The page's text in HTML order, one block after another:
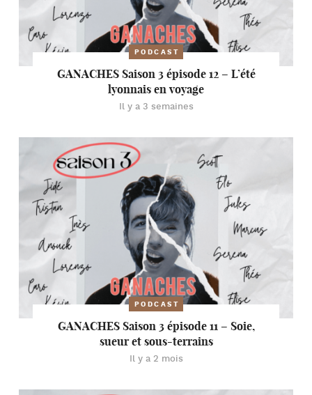
PODCAST
GANACHES Saison 3 épisode 12 – L’été
lyonnais en voyage
Il y a 3 semaines
PODCAST
GANACHES Saison 3 épisode 11 – Soie,
sueur et sous-terrains
Il y a 2 mois